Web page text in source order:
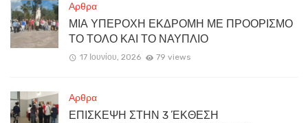
Αρθρα
ΜΙΑ ΥΠΕΡΟΧΗ ΕΚΔΡΟΜΗ ΜΕ ΠΡΟΟΡΙΣΜΟ
ΤΟ ΤΟΛΟ ΚΑΙ ΤΟ ΝΑΥΠΛΙΟ
17 Ιουνίου, 2026 79 views
Αρθρα
ΕΠΙΣΚΕΨΗ ΣΤΗΝ 3 ΈΚΘΕΣΗ